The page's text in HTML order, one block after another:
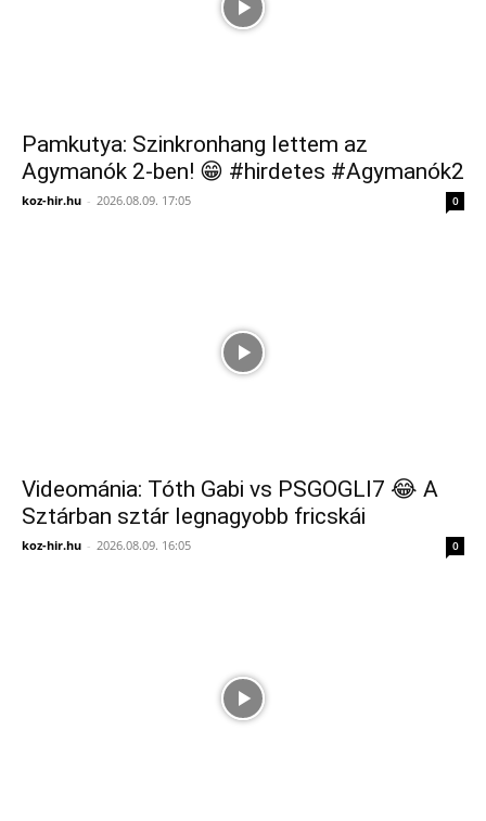
Pamkutya: Szinkronhang lettem az
Agymanók 2-ben! 😁 #hirdetes #Agymanók2
koz-hir.hu - 2026.08.09. 17:05 0
Videománia: Tóth Gabi vs PSGOGLI7 😂 A
Sztárban sztár legnagyobb fricskái
koz-hir.hu - 2026.08.09. 16:05 0